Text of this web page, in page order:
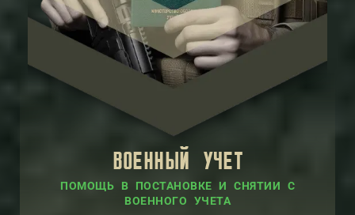
ВОЕННЫЙ УЧЕТ
ПОМОЩЬ В ПОСТАНОВКЕ И СНЯТИИ С
ВОЕННОГО УЧЕТА